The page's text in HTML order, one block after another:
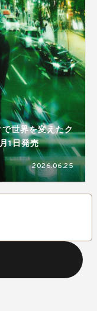
世界を変えたク
1日発売
2026.06.25